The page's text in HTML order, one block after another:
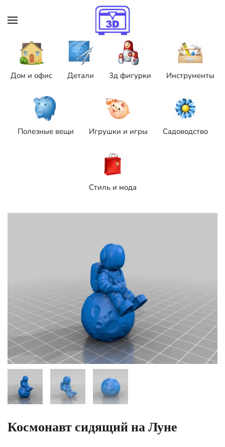
Skip to main content
Дом и офис Детали 3д фигурки Инструменты
Полезные вещи Игрушки и игры Садоводство
Стиль и мода
Космонавт сидящий на Луне